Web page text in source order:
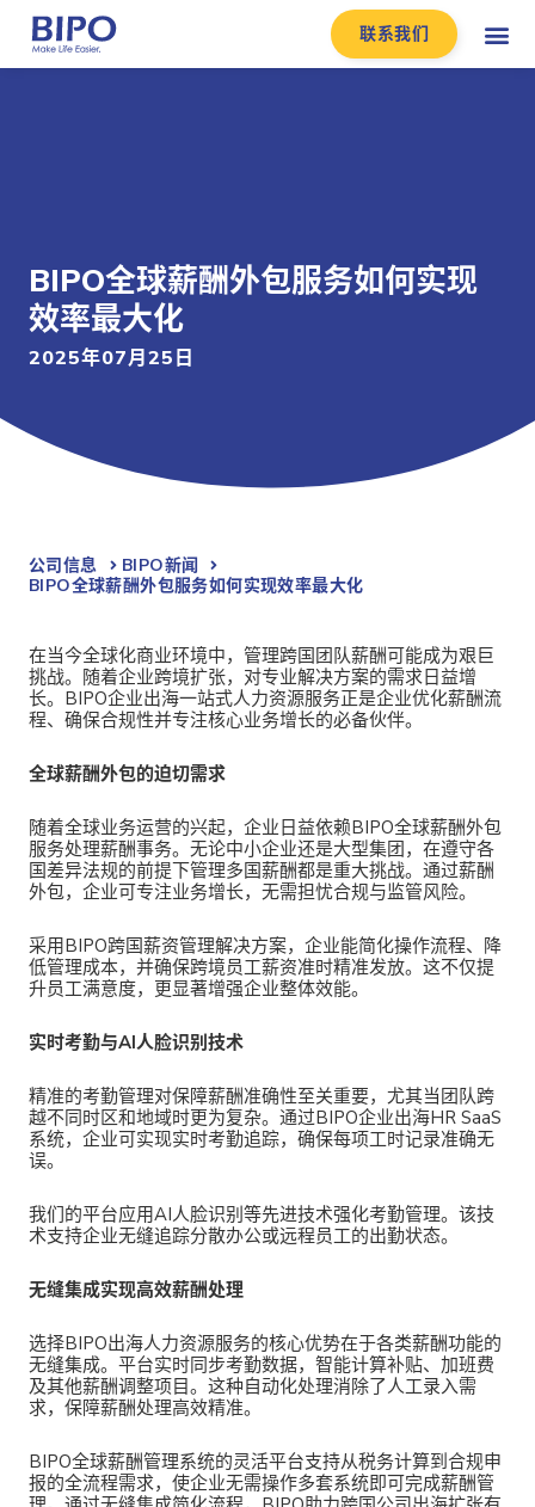
联系我们
BIPO全球薪酬外包服务如何实现
效率最大化
2025年07月25日
公司信息
BIPO新闻​
BIPO全球薪酬外包服务如何实现效率最大化
在当今全球化商业环境中，管理跨国团队薪酬可能成为艰巨
挑战。随着企业跨境扩张，对专业解决方案的需求日益增
长。 BIPO企业出海一站式人力资源服务正是企业优化薪酬流
程、确保合规性并专注核心业务增长的必备伙伴。
全球薪酬外包的迫切需求
随着全球业务运营的兴起，企业日益依赖BIPO全球薪酬外包
服务处理薪酬事务。无论中小企业还是大型集团，在遵守各
国差异法规的前提下管理多国薪酬都是重大挑战。通过薪酬
外包，企业可专注业务增长，无需担忧合规与监管风险。
采用BIPO跨国薪资管理解决方案，企业能简化操作流程、降
低管理成本，并确保跨境员工薪资准时精准发放。这不仅提
升员工满意度，更显著增强企业整体效能。
实时考勤与AI人脸识别技术
精准的考勤管理对保障薪酬准确性至关重要，尤其当团队跨
越不同时区和地域时更为复杂。通过BIPO企业出海HR SaaS
系统，企业可实现实时考勤追踪，确保每项工时记录准确无
误。
我们的平台应用AI人脸识别等先进技术强化考勤管理。该技
术支持企业无缝追踪分散办公或远程员工的出勤状态。
无缝集成实现高效薪酬处理
选择BIPO出海人力资源服务的核心优势在于各类薪酬功能的
无缝集成。平台实时同步考勤数据，智能计算补贴、加班费
及其他薪酬调整项目。这种自动化处理消除了人工录入需
求，保障薪酬处理高效精准。
BIPO全球薪酬管理系统的灵活平台支持从税务计算到合规申
报的全流程需求，使企业无需操作多套系统即可完成薪酬管